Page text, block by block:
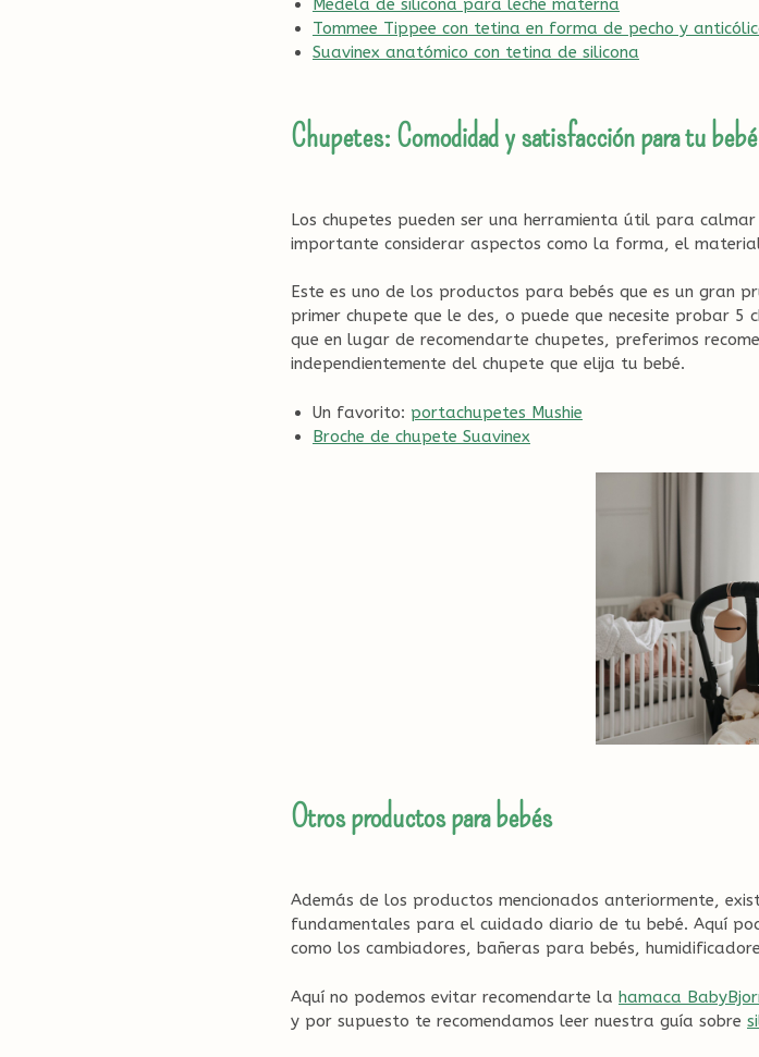
Tommee Tippee con tetina en forma de pecho y
Suavinex anatómico con tetina de silicona
Chupetes: Comodidad y satisfacción para tu bebé
Los chupetes pueden ser una herramienta útil para
importante considerar aspectos como la forma, el
Este es uno de los productos para bebés que es un gran
primer chupete que le des, o puede que necesite probar
que en lugar de recomendarte chupetes, preferimos
independientemente del chupete que elija tu bebé.
Un favorito: portachupetes Mushie
Broche de chupete Suavinex
Otros productos para bebés
Además de los productos mencionados anteriormente,
fundamentales para el cuidado diario de tu bebé. Aquí
como los cambiadores, bañeras para bebés,
Aquí no podemos evitar recomendarte la hamaca
y por supuesto te recomendamos leer nuestra guía sobre